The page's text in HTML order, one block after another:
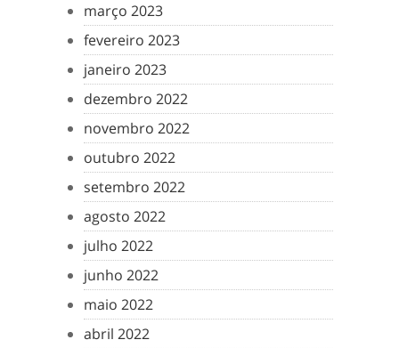
março 2023
fevereiro 2023
janeiro 2023
dezembro 2022
novembro 2022
outubro 2022
setembro 2022
agosto 2022
julho 2022
junho 2022
maio 2022
abril 2022